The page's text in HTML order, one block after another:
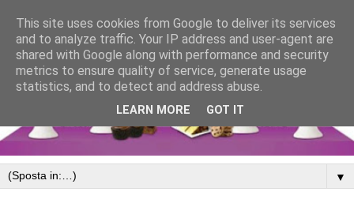
▼
This site uses cookies from Google to deliver its services
and to analyze traffic. Your IP address and user-agent are
shared with Google along with performance and security
metrics to ensure quality of service, generate usage
statistics, and to detect and address abuse.
LEARN MORE GOT IT